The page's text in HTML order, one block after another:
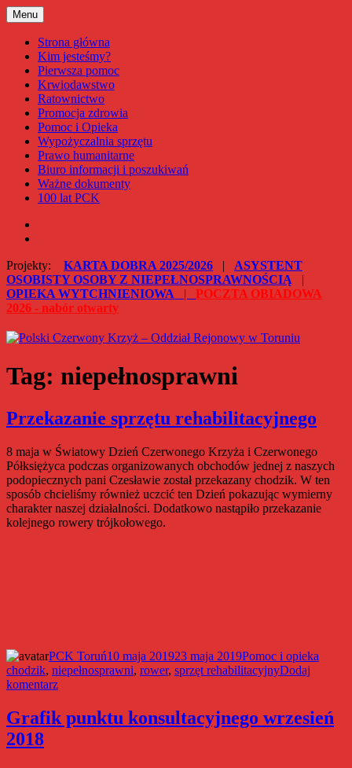
Przejdź
do
treści
Polski Czerwony Krzyż – Oddział Rejonowy w Toruniu
Menu
Strona główna
Kim jesteśmy?
Pierwsza pomoc
Krwiodawstwo
Ratownictwo
Promocja zdrowia
Pomoc i Opieka
Wypożyczalnia sprzętu
Prawo humanitarne
Biuro informacji i poszukiwań
Ważne dokumenty
100 lat PCK
Projekty: KARTA DOBRA 2025/2026 | ASYSTENT
OSOBISTY OSOBY Z NIEPEŁNOSPRAWNOŚCIĄ |
OPIEKA WYTCHNIENIOWA | POCZTA OBIADOWA
2026 - nabór otwarty
Tag: niepełnosprawni
Przekazanie sprzętu rehabilitacyjnego
8 maja w Światowy Dzień Czerwonego Krzyża i Czerwonego
Półksiężyca podczas organizowanych obchodów jednej z naszych
podopiecznych pani Czesławie został przekazany chodzik. W ten
sposób chcieliśmy również uczcić ten Dzień pokazując wymierny
charakter naszej działalności. Dodatkowo nastąpiło przekazanie
kolejnego rowery trójkołowego.
Autor
PCK ToruńData
publikacji
10 maja 201923 maja 2019Kategorie
Pomoc i opieka
chodzik, niepełnosprawni, rower, sprzęt rehabilitacyjnyDodaj
komentarzdo
rehabilitacyjnego
Grafik punktu konsultacyjnego wrzesień
2018